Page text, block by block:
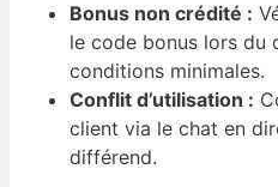
Bonus non crédité :
le code bonus lors du
conditions minimales.
Conflit d’utilisation :
client via le chat en
différend.